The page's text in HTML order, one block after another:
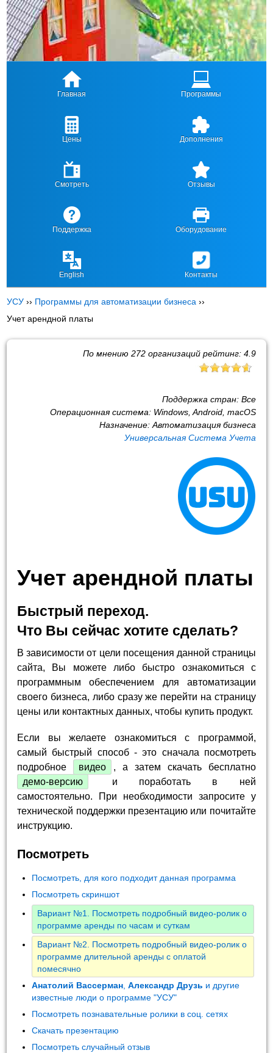
Главная Программы
Цены Дополнения
Смотреть Отзывы
Поддержка Оборудование
English Контакты
УСУ ›› Программы для автоматизации бизнеса ››
Учет арендной платы
По мнению 272организаций рейтинг: 4.9
Поддержка стран: Все
Операционная система: Windows, Android, macOS
Назначение: Автоматизация бизнеса
Универсальная Система Учета
Учет арендной платы
Быстрый переход.
Что Вы сейчас хотите сделать?
В зависимости от цели посещения данной страницы
сайта, Вы можете либо быстро ознакомиться с
программным обеспечением для автоматизации
своего бизнеса, либо сразу же перейти на страницу
цены или контактных данных, чтобы купить продукт.
Если вы желаете ознакомиться с программой,
самый быстрый способ - это сначала посмотреть
подробное
видео
, а затем скачать бесплатно
демо-версию
и поработать в ней
самостоятельно. При необходимости запросите у
технической поддержки презентацию или почитайте
инструкцию.
Посмотреть
Посмотреть, для кого подходит данная программа
Посмотреть скриншот
Вариант №1. Посмотреть подробный видео-ролик о
программе аренды по часам и суткам
Вариант №2. Посмотреть подробный видео-ролик о
программе длительной аренды с оплатой
помесячно
Анатолий Вассерман ,Александр Друзь и другие
известные люди о программе "УСУ"
Посмотреть познавательные ролики в соц. сетях
Скачать презентацию
Посмотреть случайный отзыв